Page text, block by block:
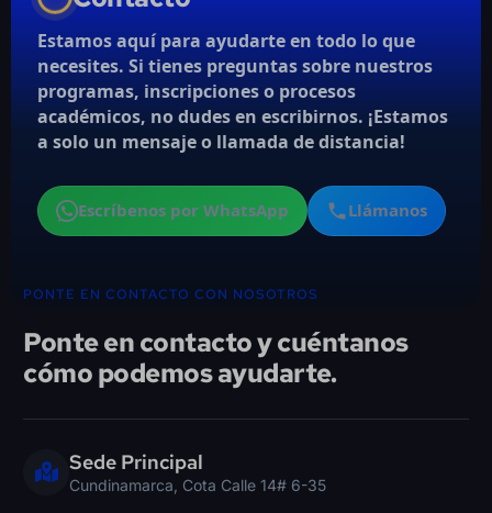
Estamos aquí para ayudarte en todo lo que
necesites. Si tienes preguntas sobre nuestros
programas, inscripciones o procesos
académicos, no dudes en escribirnos. ¡Estamos
a solo un mensaje o llamada de distancia!
Escríbenos por WhatsApp Llámanos
PONTE EN CONTACTO CON NOSOTROS
Ponte en contacto y cuéntanos
cómo podemos ayudarte.
Sede Principal
Cundinamarca, Cota Calle 14# 6-35